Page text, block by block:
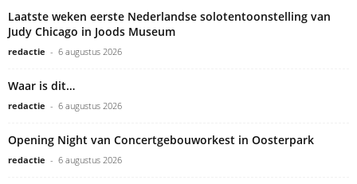
Laatste weken eerste Nederlandse solotentoonstelling van
Judy Chicago in Joods Museum
redactie - 6 augustus 2026
Waar is dit…
redactie - 6 augustus 2026
Opening Night van Concertgebouworkest in Oosterpark
redactie - 6 augustus 2026